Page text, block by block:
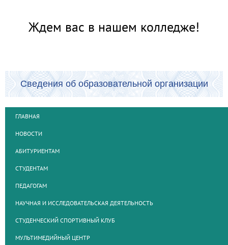
Ждем вас в нашем колледже!
Сведения об образовательной организации
ГЛАВНАЯ
НОВОСТИ
АБИТУРИЕНТАМ
СТУДЕНТАМ
ПЕДАГОГАМ
НАУЧНАЯ И ИССЛЕДОВАТЕЛЬСКАЯ ДЕЯТЕЛЬНОСТЬ
СТУДЕНЧЕСКИЙ СПОРТИВНЫЙ КЛУБ
МУЛЬТИМЕДИЙНЫЙ ЦЕНТР